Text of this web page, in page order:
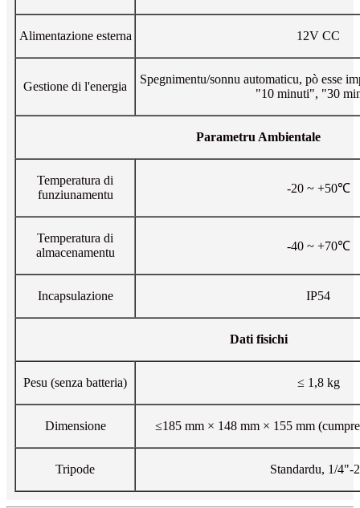
Alimentazione esterna 12V CC
Gestione di l'energia
Spegnimentu/sonnu automaticu, pò esse
"10 minuti", "30
Parametru Ambientale
Temperatura di
funziunamentu
-20 ~ +50℃
Temperatura di
almacenamentu
-40 ~ +70℃
Incapsulazione IP54
Dati fisichi
Pesu (senza batteria) ≤ 1,8 kg
Dimensione ≤185 mm × 148 mm × 155 mm
Tripode Standardu, 1/4"-